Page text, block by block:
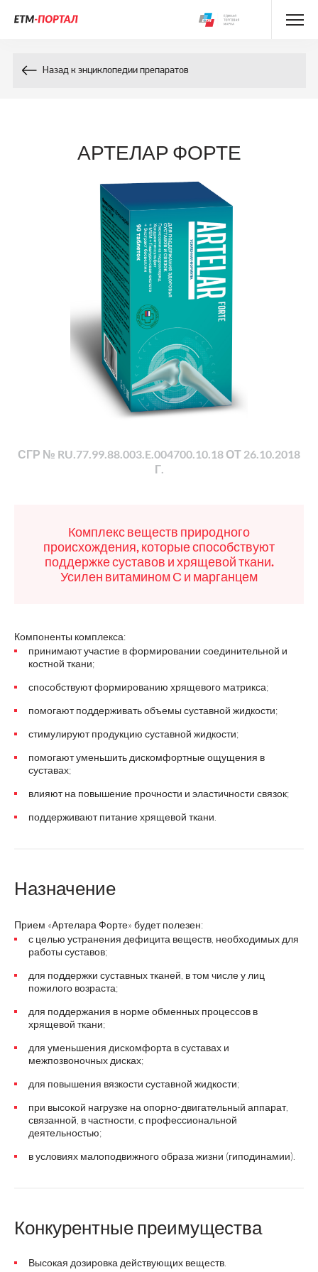
Назад к энциклопедии препаратов
АРТЕЛАР ФОРТЕ
СГР № RU.77.99.88.003.E.004700.10.18 ОТ 26.10.2018
Г.
Комплекс веществ природного
происхождения, которые способствуют
поддержке суставов и хрящевой ткани.
Усилен витамином С и марганцем
Компоненты комплекса:
принимают участие в формировании соединительной и
костной ткани;
способствуют формированию хрящевого матрикса;
помогают поддерживать объемы суставной жидкости;
стимулируют продукцию суставной жидкости;
помогают уменьшить дискомфортные ощущения в
суставах;
влияют на повышение прочности и эластичности связок;
поддерживают питание хрящевой ткани.
Назначение
Прием «Артелара Форте» будет полезен:
с целью устранения дефицита веществ, необходимых для
работы суставов;
для поддержки суставных тканей, в том числе у лиц
пожилого возраста;
для поддержания в норме обменных процессов в
хрящевой ткани;
для уменьшения дискомфорта в суставах и
межпозвоночных дисках;
для повышения вязкости суставной жидкости;
при высокой нагрузке на опорно-двигательный аппарат,
связанной, в частности, с профессиональной
деятельностью;
в условиях малоподвижного образа жизни (гиподинамии).
Конкурентные преимущества
Высокая дозировка действующих веществ.